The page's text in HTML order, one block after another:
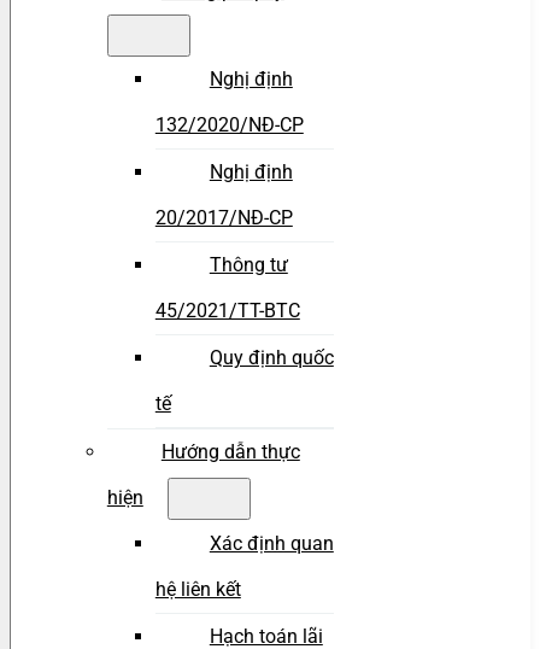
Nghị định
132/2020/NĐ-CP
Nghị định
20/2017/NĐ-CP
Thông tư
45/2021/TT-BTC
Quy định quốc
tế
Hướng dẫn thực
hiện
Xác định quan
hệ liên kết
Hạch toán lãi